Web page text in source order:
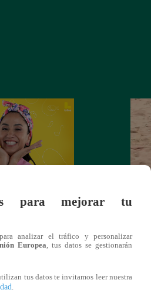
es tu
me permite ser
de
para mejorar tu
analizar el tráfico y personalizar
Europea , tus datos se gestionarán
tus datos te invitamos leer nuestra